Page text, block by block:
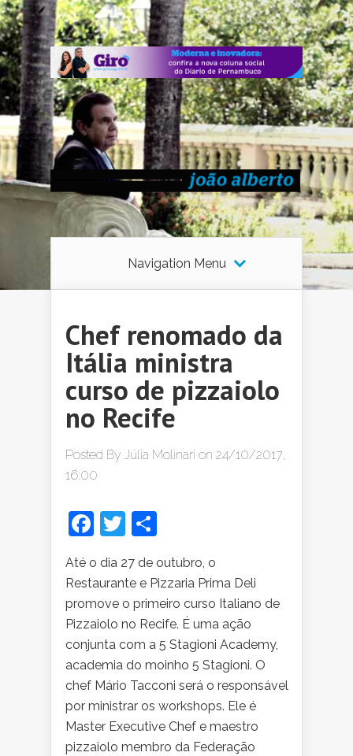
Navigation Menu
Chef renomado da
Itália ministra
curso de pizzaiolo
no Recife
Posted By Júlia Molinari on 24/10/2017,
16:00
Facebook
Twitter
Até o dia 27 de outubro, o
Restaurante e Pizzaria Prima Deli
promove o primeiro curso Italiano de
Pizzaiolo no Recife. É uma ação
conjunta com a 5 Stagioni Academy,
academia do moinho 5 Stagioni. O
chef Mário Tacconi será o responsável
por ministrar os workshops. Ele é
Master Executive Chef e maestro
pizzaiolo membro da Federação